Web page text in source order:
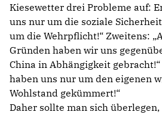
Kiesewetter drei Probleme auf:
uns nur um die soziale
um die Wehrpflicht!“ Zweitens:
Gründen haben wir uns
China in Abhängigkeit
haben uns nur um den eigenen
Wohlstand gekümmert!“
Daher sollte man sich